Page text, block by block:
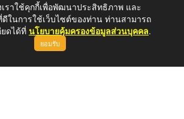
เมือง จ.หนองคาย 43000
414758 โทรสาร: 042-414759
saraban_05430110@dla.go.th
เราใช้คุกกี้เพื่อพัฒนาประสิทธิภาพ และ
ในการใช้เว็บไซต์ของท่าน ท่านสามารถ
ดได้ที่ นโยบายคุ้มครองข้อมูลส่วนบุคคล.
ยอมรับ